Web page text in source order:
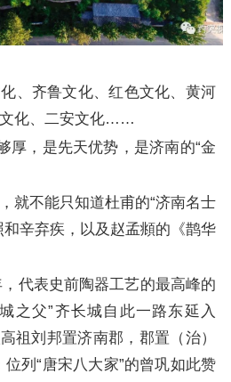
、齐鲁文化、红色文化、黄河
化、二安文化……
厚，是先天优势，是济南的“金
就不能只知道杜甫的“济南名士
和辛弃疾，以及赵孟頫的《鹊华
代表史前陶器工艺的最高峰的
之父”齐长城自此一路东延入
祖刘邦置济南郡，郡置（治）
列“唐宋八大家”的曾巩如此赞